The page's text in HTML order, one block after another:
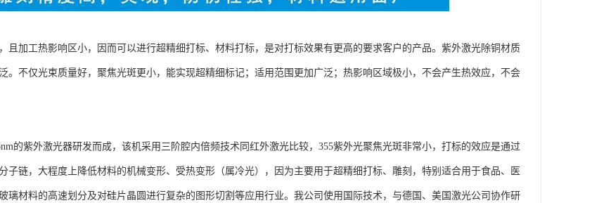
且加工热影响区小，因而可以进行超精细打标、材料打标，是对打标效果有更高的要求客户的产品。紫外激光除铜材质
。不仅光束质量好，聚焦光斑更小，能实现超精细标记；适用范围更加广泛；热影响区域极小，不会产生热效应，不会
的紫外激光器研发而成，该机采用三阶腔内倍频技术同红外激光比较，355紫外光聚焦光斑非常小，打标的效应是通过
子链，大程度上降低材料的机械变形、受热变形（属冷光），因为主要用于超精细打标、雕刻，特别适合用于食品、医
璃材料的高速划分及对硅片晶圆进行复杂的图形切割等应用行业。我公司使用国际技术，与德国、美国激光公司协作研